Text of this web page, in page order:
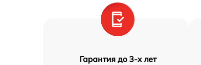
Гарантия до 3-х лет